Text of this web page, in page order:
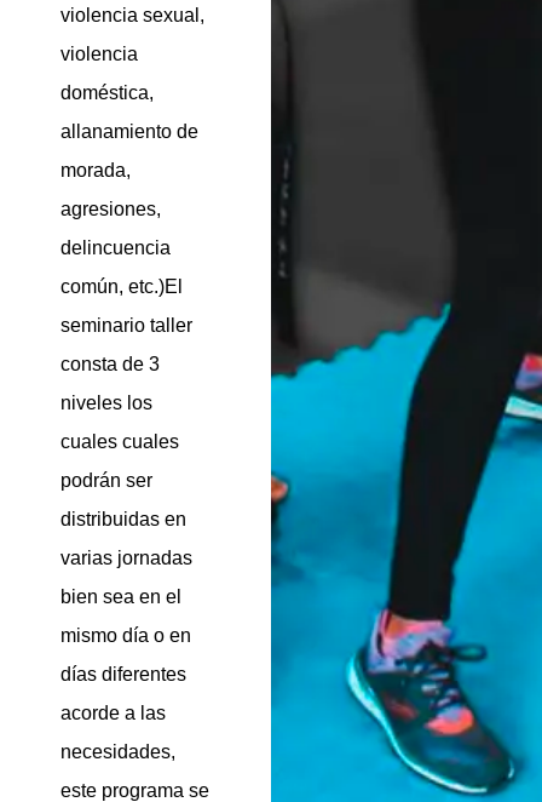
violencia sexual,
violencia
doméstica,
allanamiento de
morada,
agresiones,
delincuencia
común, etc.)El
seminario taller
consta de 3
niveles los
cuales cuales
podrán ser
distribuidas en
varias jornadas
bien sea en el
mismo día o en
días diferentes
acorde a las
necesidades,
este programa se